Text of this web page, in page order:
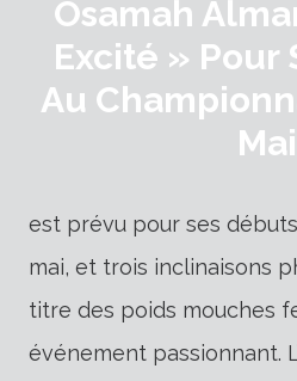
Osamah
Excité » Pour
Au
Mai
est prévu pour ses
mai, et trois inclinaisons
titre des poids mouches
événement passionnant.